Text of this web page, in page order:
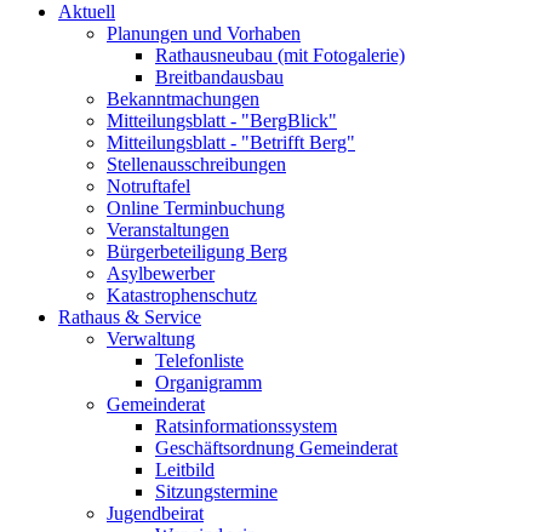
Aktuell
Planungen und Vorhaben
Rathausneubau (mit Fotogalerie)
Breitbandausbau
Bekanntmachungen
Mitteilungsblatt - "BergBlick"
Mitteilungsblatt - "Betrifft Berg"
Stellenausschreibungen
Notruftafel
Online Terminbuchung
Veranstaltungen
Bürgerbeteiligung Berg
Asylbewerber
Katastrophenschutz
Rathaus & Service
Verwaltung
Telefonliste
Organigramm
Gemeinderat
Ratsinformationssystem
Geschäftsordnung Gemeinderat
Leitbild
Sitzungstermine
Jugendbeirat